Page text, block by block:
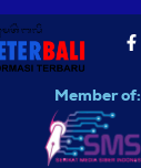
Member of: